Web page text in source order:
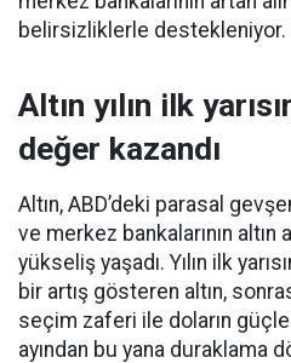
belirsizliklerle destekleniyor.
Altın yılın ilk
değer kazandı
Altın, ABD’deki parasal
ve merkez bankalarının altın
yükseliş yaşadı. Yılın ilk
bir artış gösteren altın,
seçim zaferi ile doların
ayından bu yana duraklama